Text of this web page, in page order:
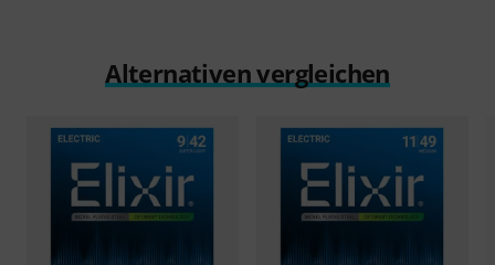
Alternativen vergleichen